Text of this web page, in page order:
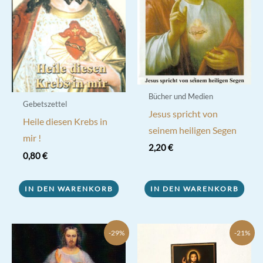
Gebetszettel
Heile diesen Krebs in
mir !
0,80€
IN DEN WARENKORB
Bücher und Medien
Jesus spricht von
seinem heiligen Segen
2,20€
IN DEN WARENKORB
-29% -21%